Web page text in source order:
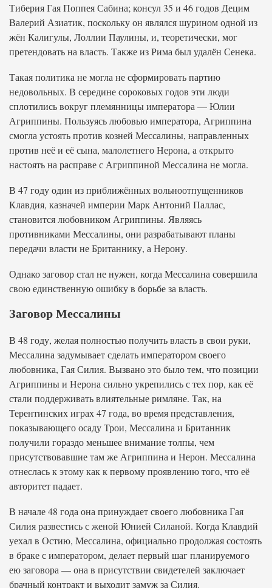
Тиберия Гая Поппея Сабина; консул 35 и 46 годов Децим
Валерий Азиатик, поскольку он являлся шурином одной из
жён Калигулы, Лоллии Паулины, и, теоретически, мог
претендовать на власть. Также из Рима был удалён Сенека.
Такая политика не могла не сформировать партию
недовольных. В середине сороковых годов эти люди
сплотились вокруг племянницы императора — Юлии
Агриппины. Пользуясь любовью императора, Агриппина
смогла устоять против козней Мессалины, направленных
против неё и её сына, малолетнего Нерона, а открыто
настоять на расправе с Агриппиной Мессалина не могла.
В 47 году один из приближённых вольноотпущенников
Клавдия, казначей империи Марк Антоний Паллас,
становится любовником Агриппины. Являясь
противниками Мессалины, они разрабатывают планы
передачи власти не Британнику, а Нерону.
Однако заговор стал не нужен, когда Мессалина совершила
свою единственную ошибку в борьбе за власть.
Заговор Мессалины
В 48 году, желая полностью получить власть в свои руки,
Мессалина задумывает сделать императором своего
любовника, Гая Силия. Вызвано это было тем, что позиции
Агриппины и Нерона сильно укрепились с тех пор, как её
стали поддерживать влиятельные римляне. Так, на
Терентинских играх 47 года, во время представления,
показывающего осаду Трои, Мессалина и Британник
получили гораздо меньшее внимание толпы, чем
присутствовавшие там же Агриппина и Нерон. Мессалина
отнеслась к этому как к первому проявлению того, что её
авторитет падает.
В начале 48 года она принуждает своего любовника Гая
Силия развестись с женой Юнией Силаной. Когда Клавдий
уехал в Остию, Мессалина, официально продолжая состоять
в браке с императором, делает первый шаг планируемого
ею заговора — она в присутствии свидетелей заключает
брачный контракт и выходит замуж за Силия.